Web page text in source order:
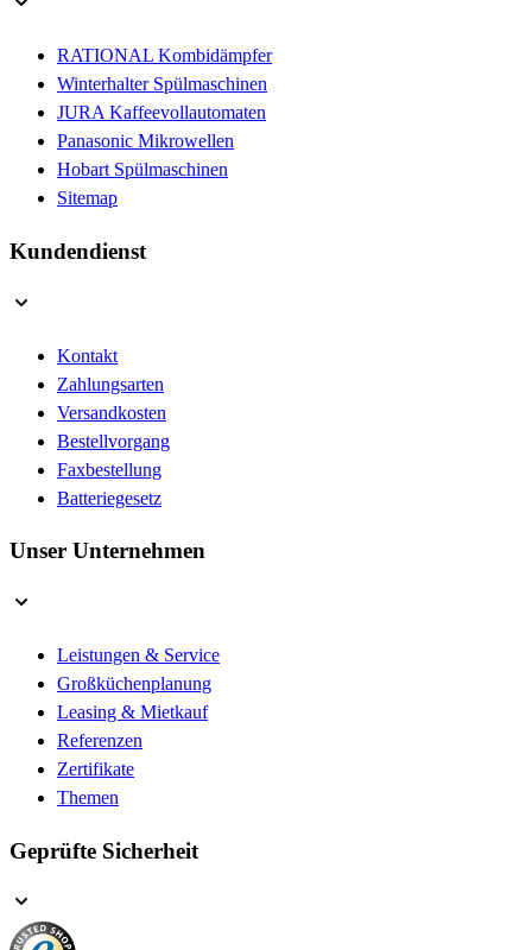
RATIONAL Kombidämpfer
Winterhalter Spülmaschinen
JURA Kaffeevollautomaten
Panasonic Mikrowellen
Hobart Spülmaschinen
Sitemap
Kundendienst
Kontakt
Zahlungsarten
Versandkosten
Bestellvorgang
Faxbestellung
Batteriegesetz
Unser Unternehmen
Leistungen & Service
Großküchenplanung
Leasing & Mietkauf
Referenzen
Zertifikate
Themen
Geprüfte Sicherheit